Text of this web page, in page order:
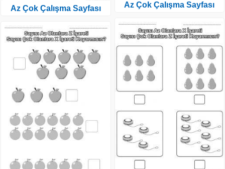
Az Çok Çalışma Sayfası Az Çok Çalışma Sayfası